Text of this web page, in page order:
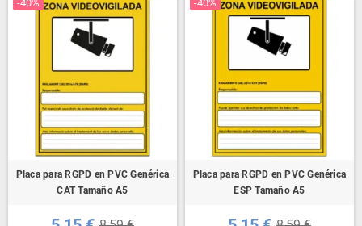
-40%
Placa para RGPD en PVC Genérica
CAT Tamaño A5
-40%
Placa para RGPD en PVC Genérica
ESP Tamaño A5